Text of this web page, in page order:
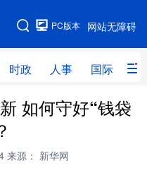
网站无障碍
PC版本
时政 人事 国际 财
时政 人事
全球连线
如何守好“钱袋
来源： 新华网